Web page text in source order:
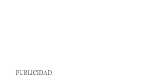
PUBLICIDAD